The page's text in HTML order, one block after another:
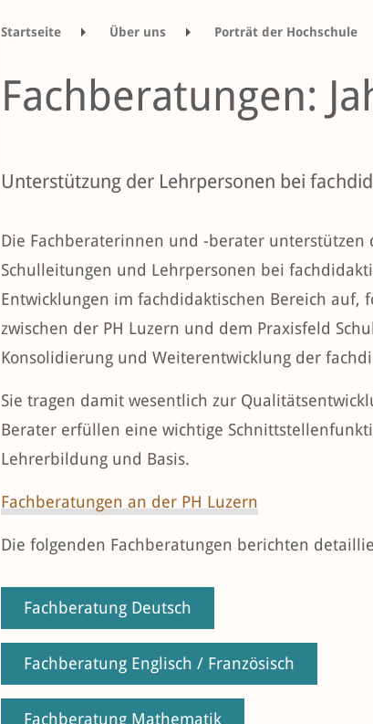
Startseite Über uns
Porträt der Hochschule
Fachberatungen:
Unterstützung der Lehrpersonen bei
Die Fachberaterinnen und -berater
Schulleitungen und Lehrpersonen bei
Entwicklungen im fachdidaktischen Bereich auf,
zwischen der PH Luzern und dem Praxisfeld
Konsolidierung und Weiterentwicklung der
Sie tragen damit wesentlich zur
Berater erfüllen eine wichtige
Lehrerbildung und Basis.
Fachberatungen an der PH Luzern
Die folgenden Fachberatungen berichten
Fachberatung Deutsch
Fachberatung Englisch / Französisch
Fachberatung Mathematik